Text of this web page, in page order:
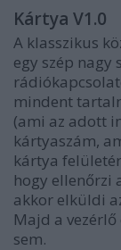
Kártya V1.0
A klasszikus
egy szép nagy
mindent
(ami az adott
kártyaszám,
kártya
hogy ellenőrzi
akkor elküldi
Majd a
sem.